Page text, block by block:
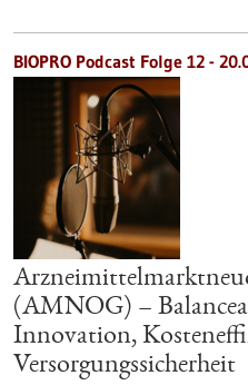
BIOPRO Podcast Folge 12 -
(AMNOG) –
Innovation,
Versorgungssicherheit